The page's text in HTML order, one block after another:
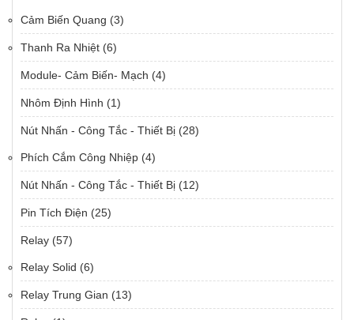
Cảm Biến Quang (3)
Thanh Ra Nhiệt (6)
Module- Cảm Biến- Mạch (4)
Nhôm Định Hình (1)
Nút Nhấn - Công Tắc - Thiết Bị (28)
Phích Cắm Công Nhiệp (4)
Nút Nhấn - Công Tắc - Thiết Bị (12)
Pin Tích Điện (25)
Relay (57)
Relay Solid (6)
Relay Trung Gian (13)